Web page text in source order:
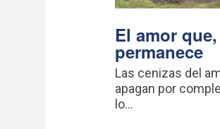
El amor
permanece
Las cenizas del
apagan por
lo...